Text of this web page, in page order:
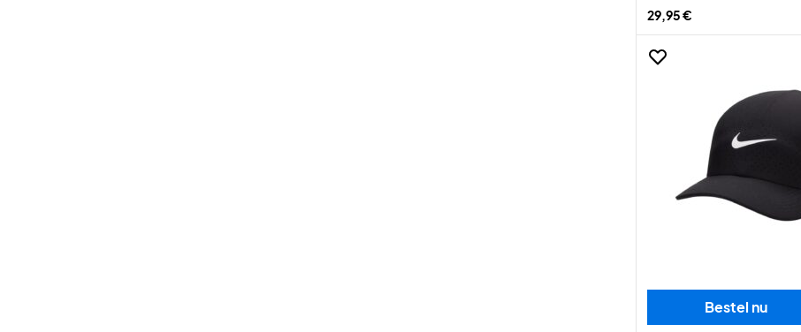
29,95 €
Bestel nu